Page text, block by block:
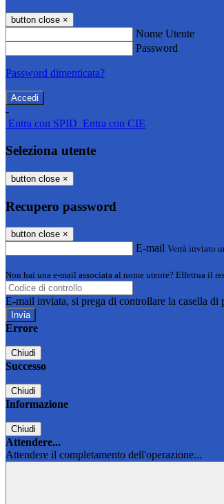
button close ×
Nome Utente
Password
Password dimenticata?
-
Entra con SPID Entra con CIE
Seleziona utente
button close ×
Recupero password
button close ×
E-mail Verrà inviato
Non hai una e-mail associata al nome utente? Effettua il
E-mail inviata, si prega di controllare la casella di
Errore
Chiudi
Successo
Chiudi
Informazione
Chiudi
Attendere...
Attendere il completamento dell'operazione...